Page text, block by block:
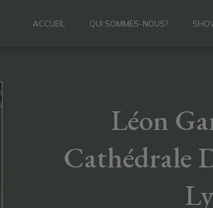
ACCUEIL QUI SOMMES-NOUS?
Léon
Cathédrale